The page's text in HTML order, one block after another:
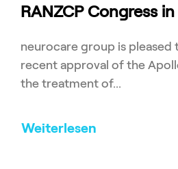
RANZCP Congress
neurocare group is pleased
recent approval of the
the treatment of...
Weiterlesen